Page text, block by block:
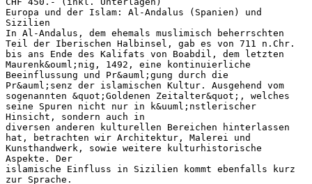
Europa und der Islam: Al-Andalus (Spanien) und
Sizilien
In Al-Andalus, dem ehemals muslimisch beherrschten
Teil der Iberischen Halbinsel, gab es von 711 n.Chr.
bis ans Ende des Kalifats von Boabdil, dem letzten
Maurenk&ouml;nig, 1492, eine kontinuierliche
Beeinflussung und Pr&auml;gung durch die
Pr&auml;senz der islamischen Kultur. Ausgehend vom
sogenannten &quot;Goldenen Zeitalter&quot;, welches
seine Spuren nicht nur in k&uuml;nstlerischer
Hinsicht, sondern auch in
diversen anderen kulturellen Bereichen hinterlassen
hat, betrachten wir Architektur, Malerei und
Kunsthandwerk, sowie weitere kulturhistorische
Aspekte. Der
islamische Einfluss in Sizilien kommt ebenfalls kurz
zur Sprache.